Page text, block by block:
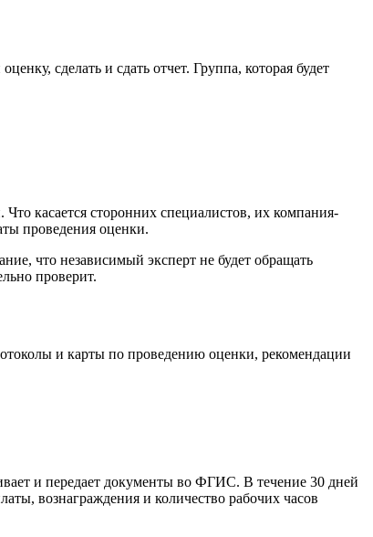
сделать и сдать отчет. Группа, которая будет
касается сторонних специалистов, их компания-
проведения оценки.
что независимый эксперт не будет обращать
проверит.
и карты по проведению оценки, рекомендации
и передает документы во ФГИС. В течение 30 дней
вознаграждения и количество рабочих часов